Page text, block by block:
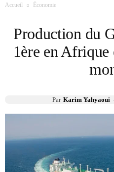
Accueil Économie
Production du
1ère en Afrique
Par Karim Yahyaoui